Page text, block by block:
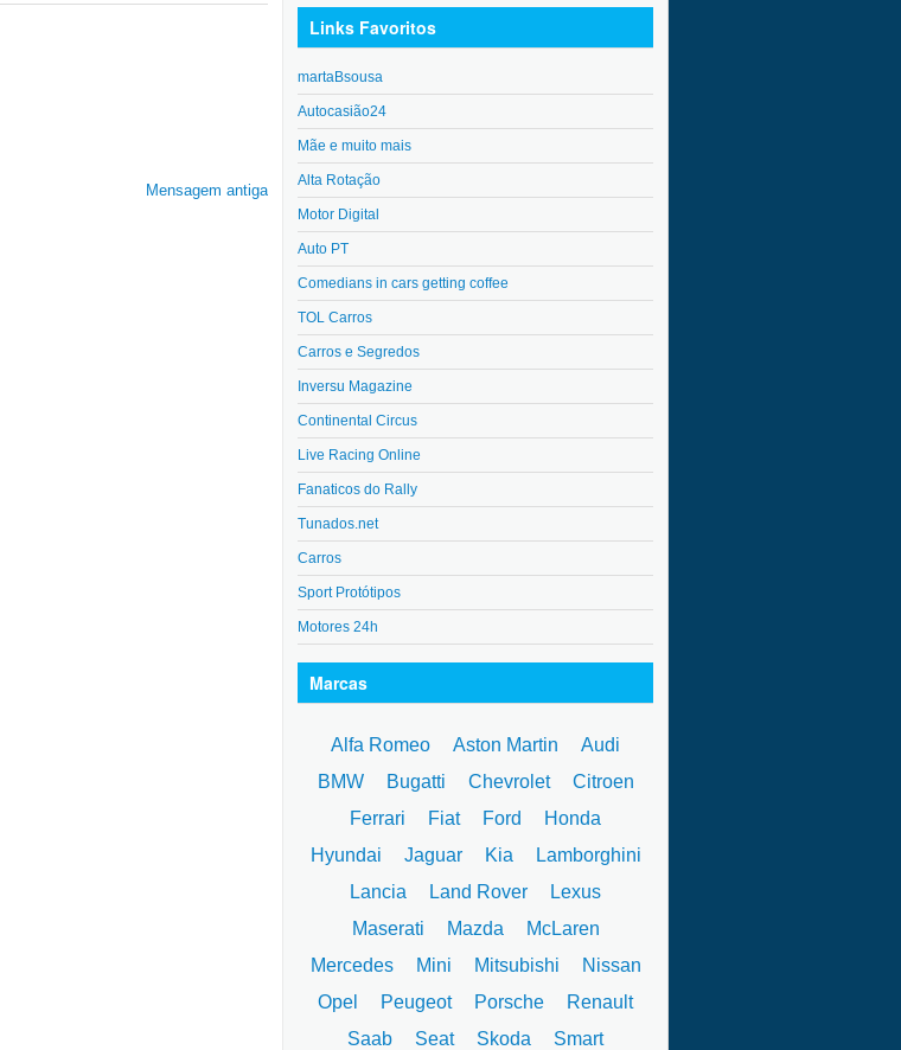
Mensagem antiga
Links Favoritos
martaBsousa
Autocasião24
Mãe e muito mais
Alta Rotação
Motor Digital
Auto PT
Comedians in cars getting coffee
TOL Carros
Carros e Segredos
Inversu Magazine
Continental Circus
Live Racing Online
Fanaticos do Rally
Tunados.net
Carros
Sport Protótipos
Motores 24h
Marcas
Alfa Romeo Aston Martin
Audi
BMW
Bugatti Chevrolet
Citroen
Ferrari
Fiat Ford
Honda
Hyundai
Jaguar Kia
Lamborghini
Lancia
Land Rover
Lexus
Maserati
Mazda
McLaren
Mercedes
Mini Mitsubishi
Nissan
Opel
Peugeot Porsche
Renault
Saab
Seat Skoda Smart